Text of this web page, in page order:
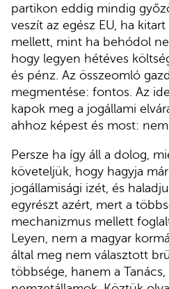
partikon eddig mindig
veszít az egész EU, ha
mellett, mint ha behódol
hogy legyen hétéves
és pénz. Az összeomló
megmentése: fontos. Az
kapok meg a jogállami
ahhoz képest és most: nem
Persze ha így áll a dolog,
követeljük, hogy hagyja
jogállamisági izét, és
egyrészt azért, mert a
mechanizmus mellett
Leyen, nem a magyar
által meg nem választott
többsége, hanem a